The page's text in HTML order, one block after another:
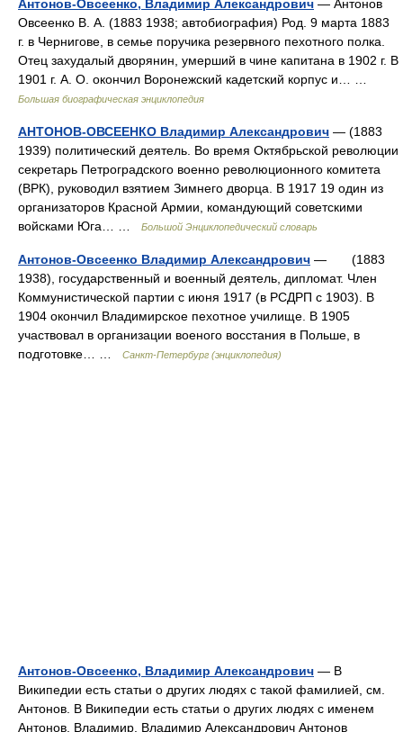
Антонов-Овсеенко, Владимир Александрович — Антонов
Овсеенко В. А. (1883 1938; автобиография) Род. 9 марта 1883
г. в Чернигове, в семье поручика резервного пехотного полка.
Отец захудалый дворянин, умерший в чине капитана в 1902 г. В
1901 г. А. О. окончил Воронежский кадетский корпус и… …
Большая биографическая энциклопедия
АНТОНОВ-ОВСЕЕНКО Владимир Александрович — (1883
1939) политический деятель. Во время Октябрьской революции
секретарь Петроградского военно революционного комитета
(ВРК), руководил взятием Зимнего дворца. В 1917 19 один из
организаторов Красной Армии, командующий советскими
войсками Юга… …
Большой Энциклопедический словарь
Антонов-Овсеенко Владимир Александрович — (1883
1938), государственный и военный деятель, дипломат. Член
Коммунистической партии с июня 1917 (в РСДРП с 1903). В
1904 окончил Владимирское пехотное училище. В 1905
участвовал в организации военого восстания в Польше, в
подготовке… …
Санкт-Петербург (энциклопедия)
Антонов-Овсеенко, Владимир Александрович — В
Википедии есть статьи о других людях с такой фамилией, см.
Антонов. В Википедии есть статьи о других людях с именем
Антонов, Владимир. Владимир Александрович Антонов